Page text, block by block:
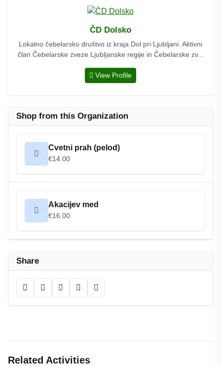
ČD Dolsko
Lokalno čebelarsko društvo iz kraja Dol pri Ljubljani. Aktivni
član Čebelarske zveze Ljubljanske regije in Čebelarske zv...
View Profile
Shop from this Organization
Cvetni prah (pelod)
€14.00
Akacijev med
€16.00
Share
Related Activities